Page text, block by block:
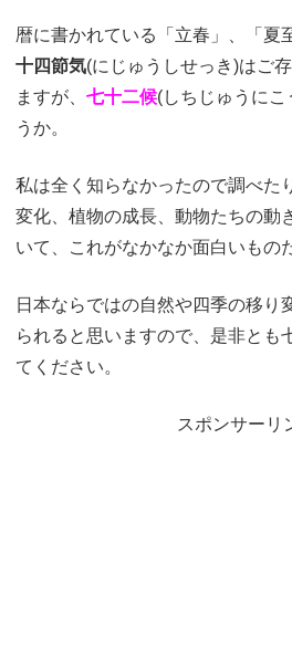
暦に書かれている「立春」、「夏
十四節気(にじゅうしせっき)はご
ますが、七十二候(しちじゅうにこ
うか。
私は全く知らなかったので調べた
変化、植物の成長、動物たちの動
いて、これがなかなか面白いもの
日本ならではの自然や四季の移り
られると思いますので、是非とも
てください。
スポンサーリ